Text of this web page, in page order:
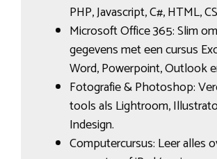
PHP, Javascript, C#, HTML,
Microsoft Office 365: Slim
gegevens met een cursus
Word, Powerpoint, Outlook
Fotografie & Photoshop:
tools als Lightroom,
Indesign.
Computercursus: Leer alles